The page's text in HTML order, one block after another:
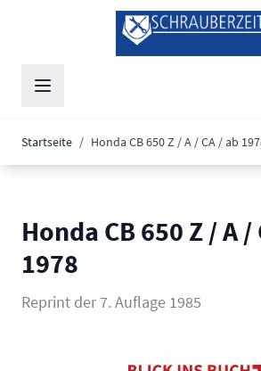
Zum Inhalt springen
Startseite / Honda CB 650 Z / A / CA / ab
Honda CB 650 Z / A /
1978
Reprint der 7. Auflage 1985